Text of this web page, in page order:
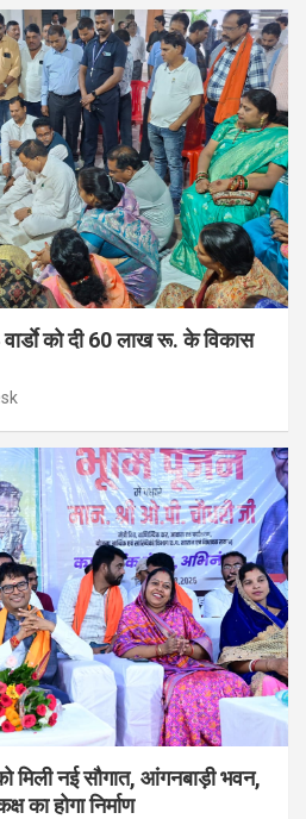
को दी 60 लाख रू. के विकास
मिली नई सौगात, आंगनबाड़ी भवन,
का होगा निर्माण